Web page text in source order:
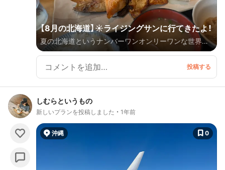
【8月の北海道】☀️ライジングサンに行てきたよ！
夏の北海道というナンバーワンオンリーワンな世界へ
🇯🇵
しむらというもの
新しいプランを投稿しました 1年前
沖縄 0